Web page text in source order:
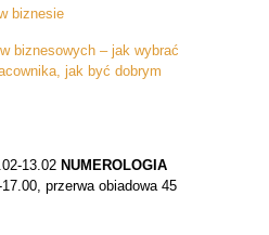
biznesie
biznesowych – jak wybrać
jak być dobrym
13.02 NUMEROLOGIA
przerwa obiadowa 45